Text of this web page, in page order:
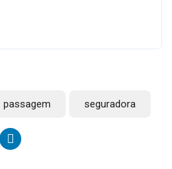
passagem seguradora